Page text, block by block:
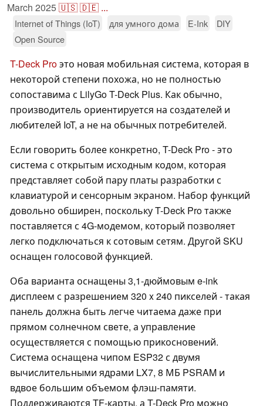
March 2025🇺🇸🇩🇪 ...
Internet of Things (IoT) для умного дома E-Ink
DIY
Open Source
T-Deck Proэто новая мобильная система, которая в
некоторой степени похожа, но не полностью
сопоставима с LilyGo T-Deck Plus. Как обычно,
производитель ориентируется на создателей и
любителей IoT, а не на обычных потребителей.
Если говорить более конкретно, T-Deck Pro - это
система с открытым исходным кодом, которая
представляет собой пару платы разработки с
клавиатурой и сенсорным экраном. Набор функций
довольно обширен, поскольку T-Deck Pro также
поставляется с 4G-модемом, который позволяет
легко подключаться к сотовым сетям. Другой SKU
оснащен голосовой функцией.
Оба варианта оснащены 3,1-дюймовым e-ink
дисплеем с разрешением 320 x 240 пикселей - такая
панель должна быть легче читаема даже при
прямом солнечном свете, а управление
осуществляется с помощью прикосновений.
Система оснащена чипом ESP32 с двумя
вычислительными ядрами LX7, 8 МБ PSRAM и
вдвое большим объемом флэш-памяти.
Поддерживаются TF-карты, а T-Deck Pro можно